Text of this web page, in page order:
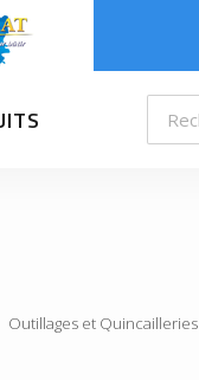
Outillages et Quincailleries